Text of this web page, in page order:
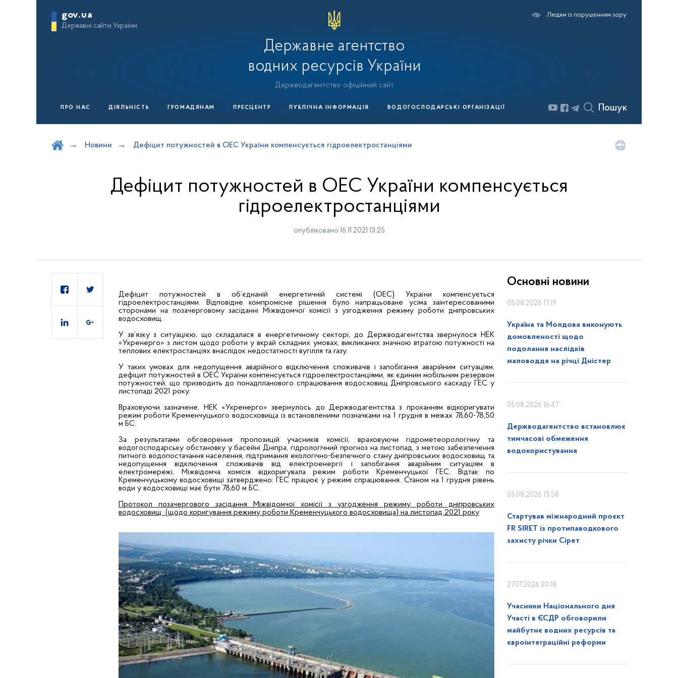
gov.ua
Державні сайти України
Державне агентство
водних ресурсів України
Держводагентство офіційний сайт
Людям із порушенням зору
ПРО НАС ДІЯЛЬНІСТЬ ГРОМАДЯНАМ ПРЕСЦЕНТР ПУБЛІЧНА ІНФОРМАЦІЯ ВОДОГОСПОДАРСЬКІ ОРГАНІЗАЦІЇ Пошук
Новини Дефіцит потужностей в ОЕС України компенсується гідроелектростанціями
Дефіцит потужностей в ОЕС України компенсується
гідроелектростанціями
опубліковано 16.11.2021 13:25
Дефіцит потужностей в об’єднаній енергетичній системі (ОЕС) України компенсується
гідроелектростанціями. Відповідне компромісне рішення було напрацьоване усіма заінтересованими
сторонами на позачерговому засіданні Міжвідомчої комісії з узгодження режиму роботи дніпровських
водосховищ.
У зв’язку з ситуацією, що складалася в енергетичному секторі, до Держводагентства звернулося НЕК
«Укренерго» з листом щодо роботи у вкрай складних умовах, викликаних значною втратою потужності на
теплових електростанціях внаслідок недостатності вугілля та газу.
У таких умовах для недопущення аварійного відключення споживачів і запобігання аварійним ситуаціям,
дефіцит потужностей в ОЕС України компенсується гідроелектростанціями, як єдиним мобільним резервом
потужностей, що призводить до понадпланового спрацювання водосховищ Дніпровського каскаду ГЕС у
листопаді 2021 року.
Враховуючи зазначене, НЕК «Укренерго» звернулось до Держводагентства з проханням відкоригувати
режим роботи Кременчуцького водосховища із встановленими позначками на 1 грудня в межах 78,60-78,50
м БС.
За результатами обговорення пропозицій учасників комісії, враховуючи гідрометеорологічну та
водогосподарську обстановку у басейні Дніпра, гідрологічний прогноз на листопад, з метою забезпечення
питного водопостачання населення, підтримання екологічно-безпечного стану дніпровських водосховищ та
недопущення відключення споживачів від електроенергії і запобігання аварійним ситуаціям в
електромережі, Міжвідомча комісія відкоригувала режим роботи Кременчуцької ГЕС. Відтак по
Кременчуцькому водосховищі затверджено: ГЕС працює у режимі спрацювання. Станом на 1 грудня рівень
води у водосховищі має бути 78,60 м БС.
Протокол позачергового засідання Міжвідомчої комісії з узгодження режиму роботи дніпровських
водосховищ (щодо коригування режиму роботи Кременчуцького водосховища) на листопад 2021 року
Основні новини
05.08.2026 17:19
Україна та Молдова виконують
домовленості щодо
подолання наслідків
маловоддя на річці Дністер
05.08.2026 16:47
Держводагентство встановлює
тимчасові обмеження
водокористування
05.08.2026 13:58
Стартував міжнародний проєкт
FR SIRET із протипаводкового
захисту річки Сірет
27.07.2026 20:18
Учасники Національного дня
Участі в ЄСДР обговорили
майбутнє водних ресурсів та
євроінтеграційні реформи